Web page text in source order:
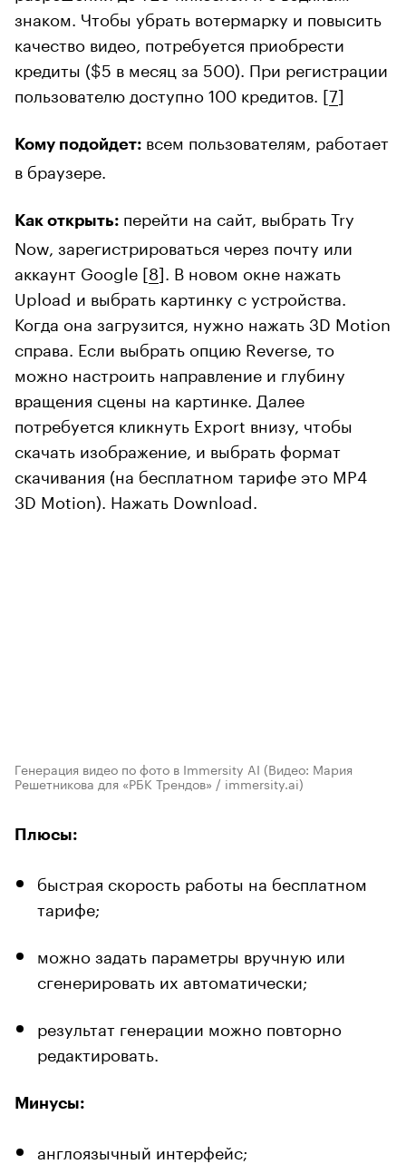
знаком. Чтобы убрать вотермарку и повысить
качество видео, потребуется приобрести
кредиты ($5 в месяц за 500). При регистрации
пользователю доступно 100 кредитов. [7]
Кому подойдет: всем пользователям, работает
в браузере.
Как открыть: перейти на сайт, выбрать Try
Now, зарегистрироваться через почту или
аккаунт Google [8]. В новом окне нажать
Upload и выбрать картинку с устройства.
Когда она загрузится, нужно нажать 3D Motion
справа. Если выбрать опцию Reverse, то
можно настроить направление и глубину
вращения сцены на картинке. Далее
потребуется кликнуть Export внизу, чтобы
скачать изображение, и выбрать формат
скачивания (на бесплатном тарифе это MP4
3D Motion). Нажать Download.
Генерация видео по фото в Immersity AI (Видео: Мария
Решетникова для «РБК Трендов» / immersity.ai)
Плюсы:
быстрая скорость работы на бесплатном
тарифе;
можно задать параметры вручную или
сгенерировать их автоматически;
результат генерации можно повторно
редактировать.
Минусы:
англоязычный интерфейс;